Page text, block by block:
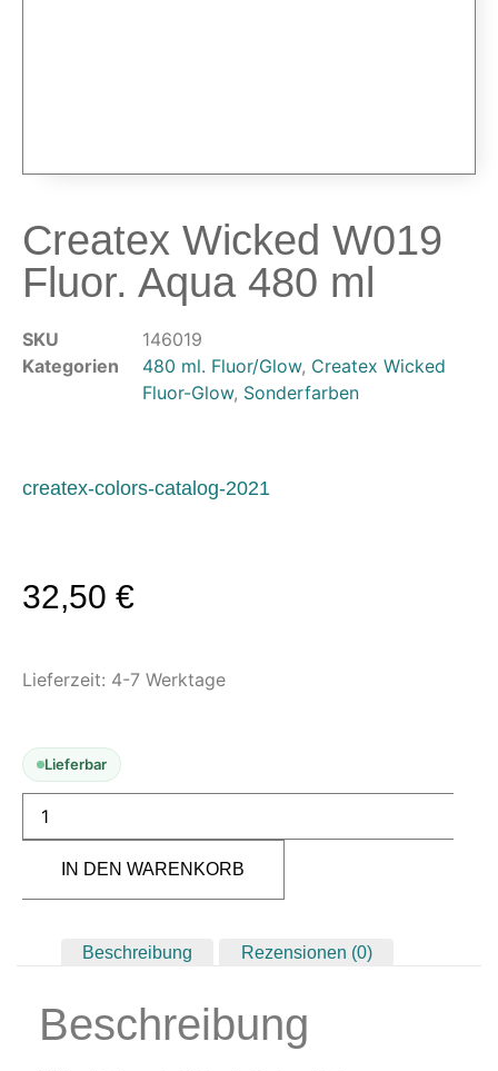
Schläuche & Kupplungen
Anschlüsse & Verschraubungen
Luftfilter & Druckregler
Werkzeuge & Malzubehör
Pinsel & Stifte
Pinstriping & Linienführung
Modellbau-Zubehör
Bearbeitung
Sandstrahlen & Spezialbehandlungen
Maskierfolien & Maskierbänder
Schablonen & Templates
Reinigung & Pflege
Luftreinigung & Filter
Arbeitsplatz & Zubehör
Createx Wicked W019
Fluor. Aqua 480 ml
SKU
146019
Kategorien
480 ml. Fluor/Glow, Createx Wicked
Fluor-Glow, Sonderfarben
createx-colors-catalog-2021
32,50 €
Lieferzeit: 4-7 Werktage
Lieferbar
IN DEN WARENKORB
Beschreibung Rezensionen (0)
Beschreibung